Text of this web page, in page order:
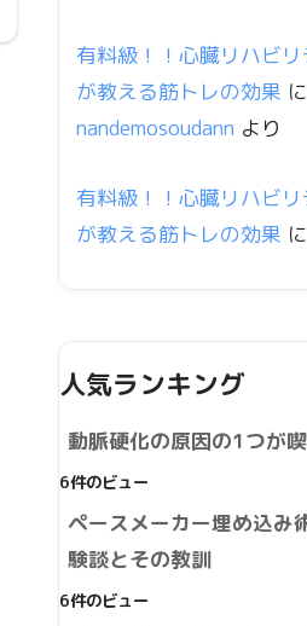
有料級！！心臓リハビ
が教える筋トレの効果 に
nandemosoudann より
有料級！！心臓リハビ
が教える筋トレの効果 に
人気ランキング
動脈硬化の原因の1つが
6件のビュー
ペースメーカー埋め込み
験談とその教訓
6件のビュー